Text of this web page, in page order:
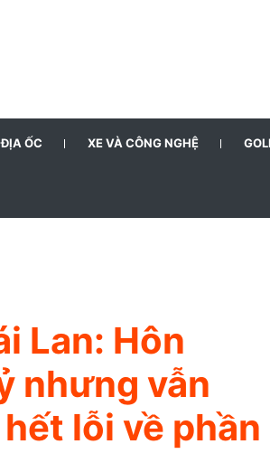
ĐỊA ỐC XE VÀ CÔNG NGHỆ
Lan: Hôn
nhưng vẫn
lỗi về phần